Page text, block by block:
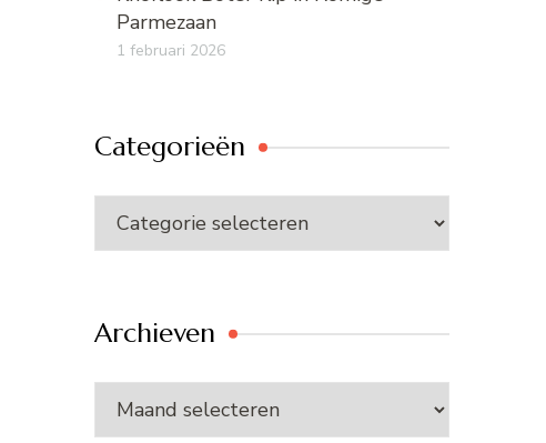
Parmezaan
1 februari 2026
Categorieën
Categorieën
Archieven
Archieven